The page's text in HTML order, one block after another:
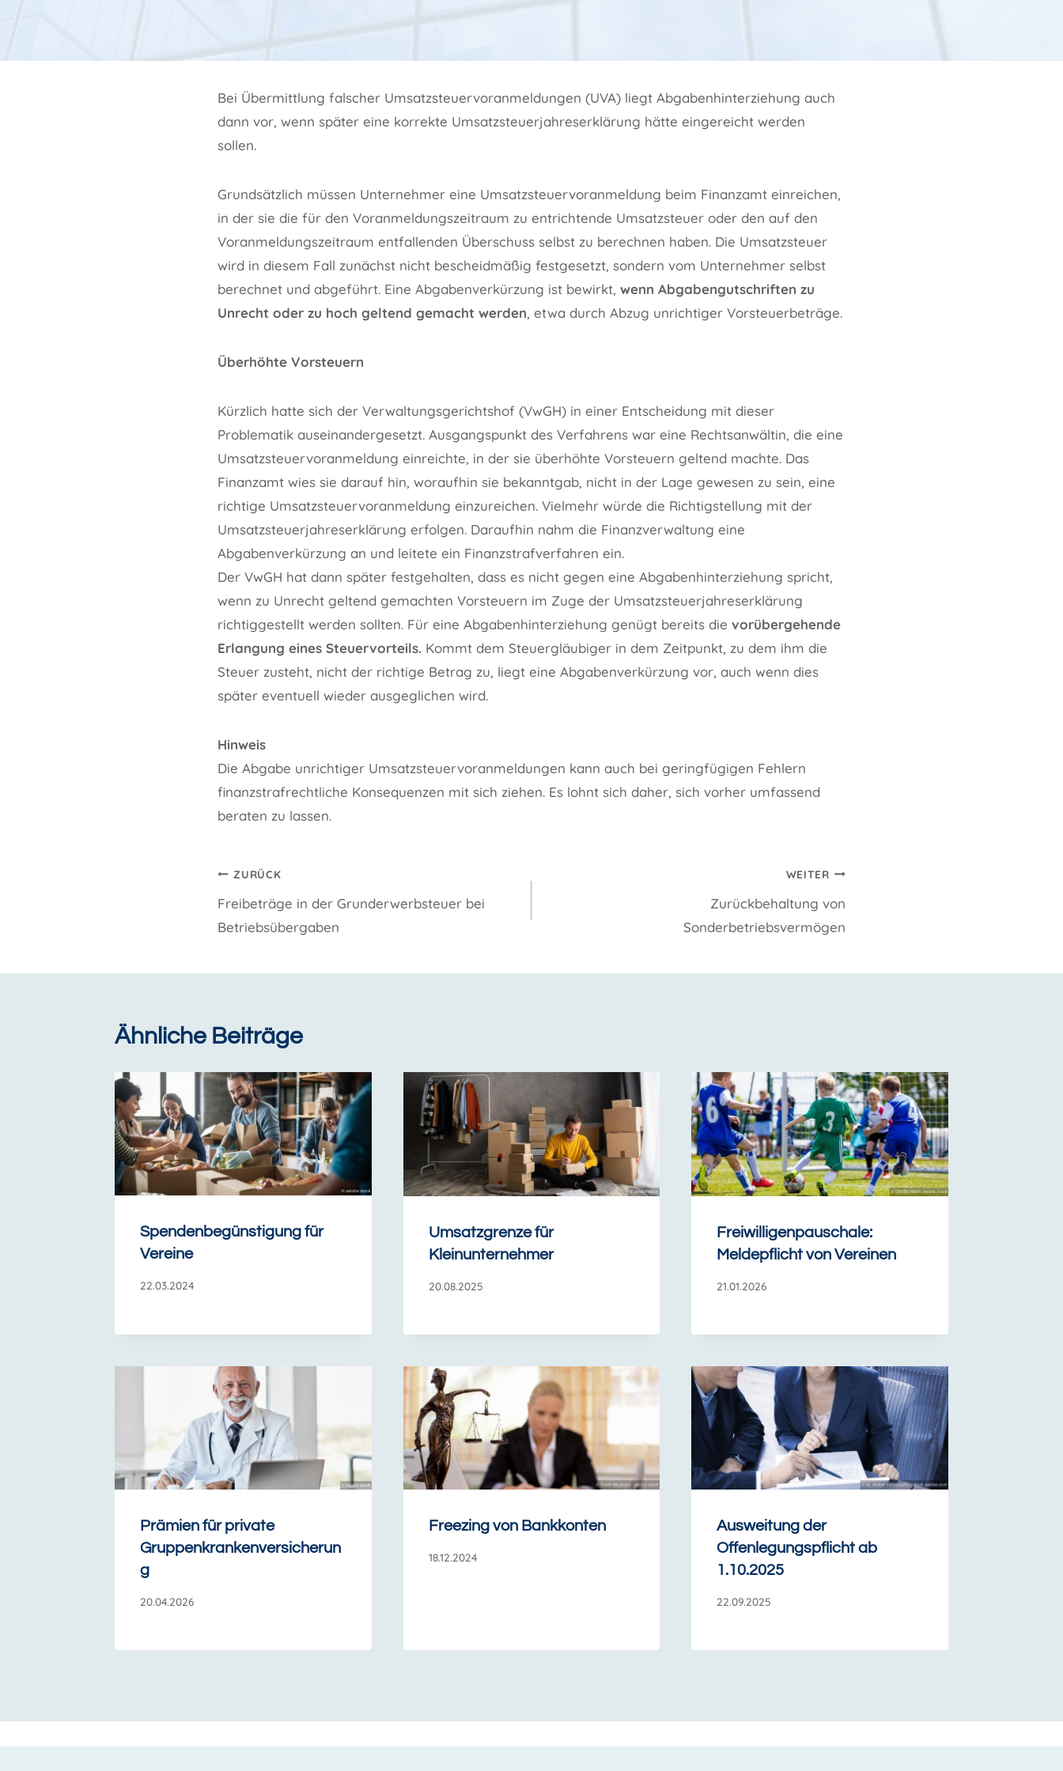
Bei Übermittlung falscher Umsatzsteuervoranmeldungen (UVA) liegt Abgabenhinterziehung auch
dann vor, wenn später eine korrekte Umsatzsteuerjahreserklärung hätte eingereicht werden
sollen.
Grundsätzlich müssen Unternehmer eine Umsatzsteuervoranmeldung beim Finanzamt einreichen,
in der sie die für den Voranmeldungszeitraum zu entrichtende Umsatzsteuer oder den auf den
Voranmeldungszeitraum entfallenden Überschuss selbst zu berechnen haben. Die Umsatzsteuer
wird in diesem Fall zunächst nicht bescheidmäßig festgesetzt, sondern vom Unternehmer selbst
berechnet und abgeführt. Eine Abgabenverkürzung ist bewirkt, wenn Abgabengutschriften zu
Unrecht oder zu hoch geltend gemacht werden, etwa durch Abzug unrichtiger Vorsteuerbeträge.
Überhöhte Vorsteuern
Kürzlich hatte sich der Verwaltungsgerichtshof (VwGH) in einer Entscheidung mit dieser
Problematik auseinandergesetzt. Ausgangspunkt des Verfahrens war eine Rechtsanwältin, die eine
Umsatzsteuervoranmeldung einreichte, in der sie überhöhte Vorsteuern geltend machte. Das
Finanzamt wies sie darauf hin, woraufhin sie bekanntgab, nicht in der Lage gewesen zu sein, eine
richtige Umsatzsteuervoranmeldung einzureichen. Vielmehr würde die Richtigstellung mit der
Umsatzsteuerjahreserklärung erfolgen. Daraufhin nahm die Finanzverwaltung eine
Abgabenverkürzung an und leitete ein Finanzstrafverfahren ein.
Der VwGH hat dann später festgehalten, dass es nicht gegen eine Abgabenhinterziehung spricht,
wenn zu Unrecht geltend gemachten Vorsteuern im Zuge der Umsatzsteuerjahreserklärung
richtiggestellt werden sollten. Für eine Abgabenhinterziehung genügt bereits die vorübergehende
Erlangung eines Steuervorteils. Kommt dem Steuergläubiger in dem Zeitpunkt, zu dem ihm die
Steuer zusteht, nicht der richtige Betrag zu, liegt eine Abgabenverkürzung vor, auch wenn dies
später eventuell wieder ausgeglichen wird.
Hinweis
Die Abgabe unrichtiger Umsatzsteuervoranmeldungen kann auch bei geringfügigen Fehlern
finanzstrafrechtliche Konsequenzen mit sich ziehen. Es lohnt sich daher, sich vorher umfassend
beraten zu lassen.
Beitragsnavigation
ZURÜCK
Freibeträge in der Grunderwerbsteuer bei
Betriebsübergaben
WEITER
Zurückbehaltung von
Sonderbetriebsvermögen
Ähnliche Beiträge
Spendenbegünstigung für
Vereine
22.03.2024
Umsatzgrenze für
Kleinunternehmer
20.08.2025
Freiwilligenpauschale:
Meldepflicht von Vereinen
21.01.2026
Prämien für private
Gruppenkrankenversicherun
g
20.04.2026
Freezing von Bankkonten
18.12.2024
Ausweitung der
Offenlegungspflicht ab
1.10.2025
22.09.2025